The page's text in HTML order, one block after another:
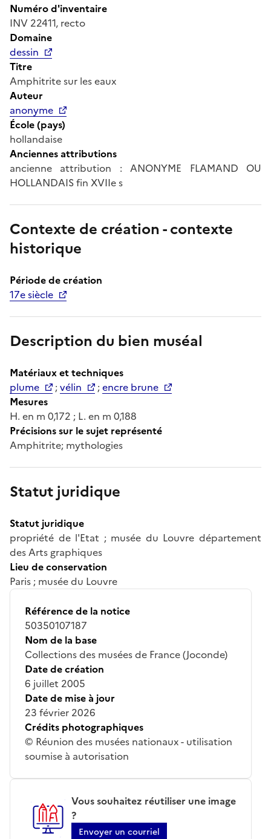
Numéro d'inventaire
INV 22411, recto
Domaine
dessin
Titre
Amphitrite sur les eaux
Auteur
anonyme
École (pays)
hollandaise
Anciennes attributions
ancienne attribution : ANONYME FLAMAND OU
HOLLANDAIS fin XVIIe s
Contexte de création - contexte
historique
Période de création
17e siècle
Description du bien muséal
Matériaux et techniques
plume
;vélin ;encre brune
Mesures
H. en m 0,172 ; L. en m 0,188
Précisions sur le sujet représenté
Amphitrite; mythologies
Statut juridique
Statut juridique
propriété de l'Etat ; musée du Louvre département
des Arts graphiques
Lieu de conservation
Paris ; musée du Louvre
Référence de la notice
50350107187
Nom de la base
Collections des musées de France (Joconde)
Date de création
6 juillet 2005
Date de mise à jour
23 février 2026
Crédits photographiques
© Réunion des musées nationaux - utilisation
soumise à autorisation
Vous souhaitez réutiliser une image
?
Envoyer un courriel